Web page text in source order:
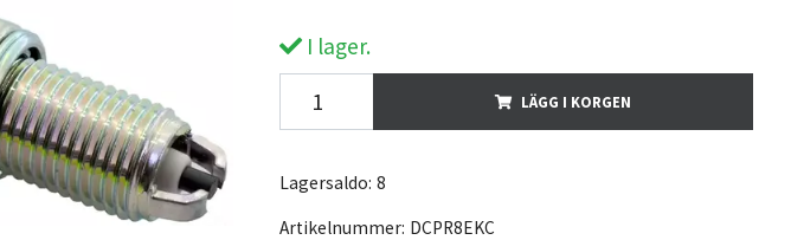
I lager.
LÄGG I KORGEN
Lagersaldo: 8
Artikelnummer: DCPR8EKC